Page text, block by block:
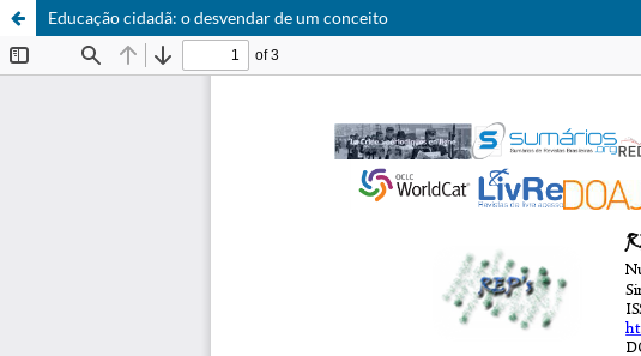
Educação cidadã: o desvendar de um conceito